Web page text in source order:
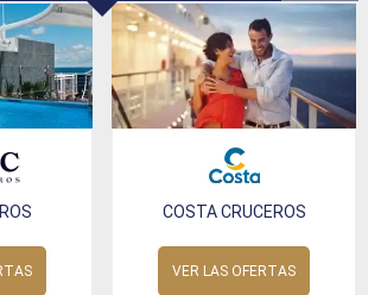
COSTA CRUCEROS
VER LAS OFERTAS